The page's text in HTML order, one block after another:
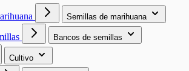
Semillas de marihuana
Bancos de semillas
Cultivo